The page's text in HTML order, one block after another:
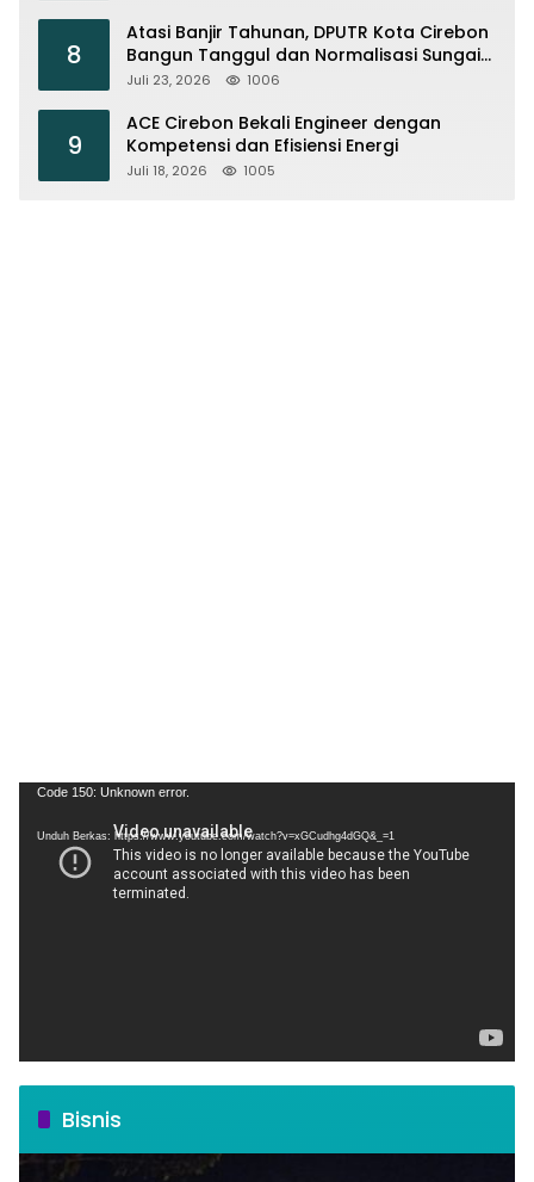
8
Atasi Banjir Tahunan, DPUTR Kota Cirebon
Bangun Tanggul dan Normalisasi Sungai
Kijing
Juli 23, 2026 1006
9
ACE Cirebon Bekali Engineer dengan
Kompetensi dan Efisiensi Energi
Juli 18, 2026 1005
Pemutar
Code 150: Unknown error.
Unduh Berkas: https://www.youtube.com/watch?v=xGCudhg4dGQ&_=1
Bisnis